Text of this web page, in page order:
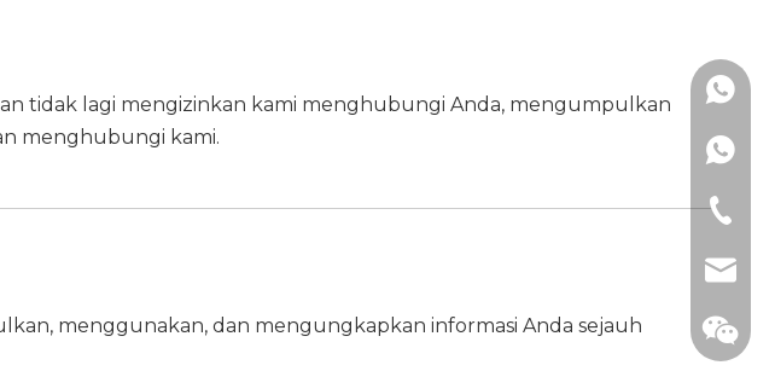
tidak lagi mengizinkan kami menghubungi Anda, mengumpulkan
menghubungi kami.
menggunakan, dan mengungkapkan informasi Anda sejauh
+86-
+86-
+86-